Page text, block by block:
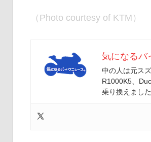
（Photo courtesy of KTM）
気になるバ
中の人は元ス
R1000K5、
乗り換えました